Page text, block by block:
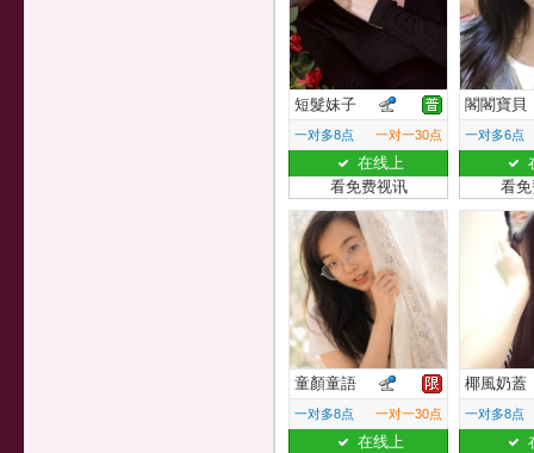
短髮妹子
一对多8点 一对一30点
在线上
看免费视讯
閣閣寶貝
一对多6点
看
童顏童語
一对多8点 一对一30点
在线上
椰風奶蓋
一对多8点